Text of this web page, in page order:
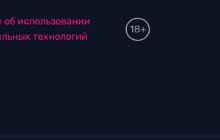
использовании
технологий
18+